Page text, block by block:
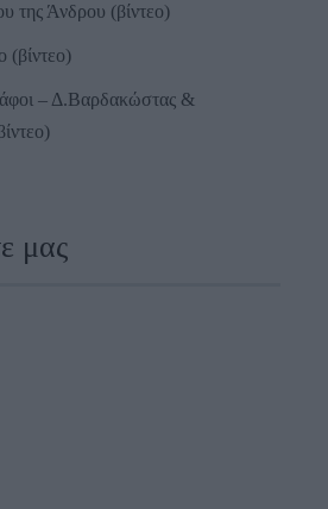
της Άνδρου (βίντεο)
(βίντεο)
– Δ.Βαρδακώστας &
μας